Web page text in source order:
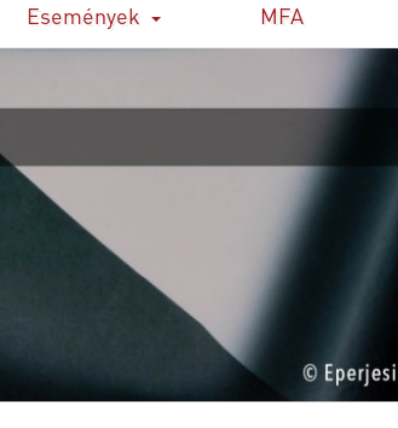
Események MFA